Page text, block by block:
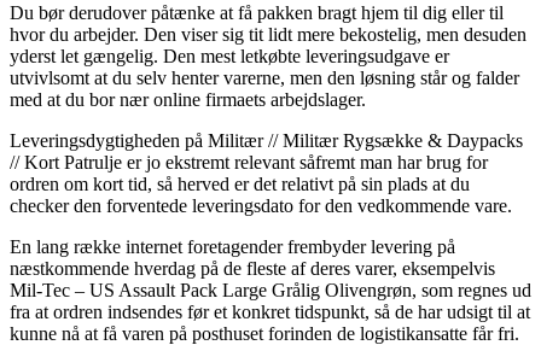
Du bør derudover påtænke at få pakken bragt hjem til dig eller til
hvor du arbejder. Den viser sig tit lidt mere bekostelig, men desuden
yderst let gængelig. Den mest letkøbte leveringsudgave er
utvivlsomt at du selv henter varerne, men den løsning står og falder
med at du bor nær online firmaets arbejdslager.
Leveringsdygtigheden på Militær // Militær Rygsække & Daypacks
// Kort Patrulje er jo ekstremt relevant såfremt man har brug for
ordren om kort tid, så herved er det relativt på sin plads at du
checker den forventede leveringsdato for den vedkommende vare.
En lang række internet foretagender frembyder levering på
næstkommende hverdag på de fleste af deres varer, eksempelvis
Mil-Tec – US Assault Pack Large Grålig Olivengrøn, som regnes ud
fra at ordren indsendes før et konkret tidspunkt, så de har udsigt til at
kunne nå at få varen på posthuset forinden de logistikansatte får fri.